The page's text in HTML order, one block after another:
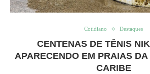
Cotidiano Destaques
CENTENAS DE TÊNIS
APARECENDO EM PRAIAS DA
CARIBE